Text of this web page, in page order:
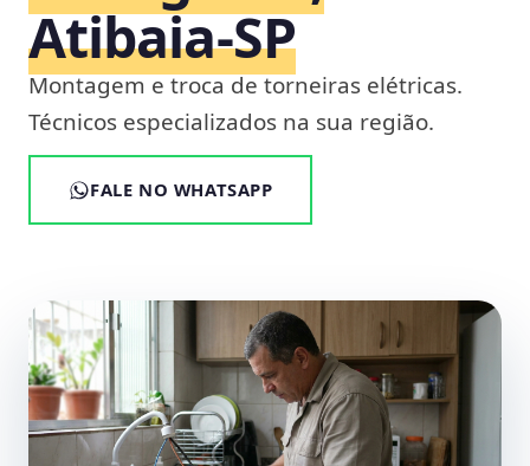
Atibaia‑SP
Montagem e troca de torneiras elétricas.
Técnicos especializados na sua região.
FALE NO WHATSAPP